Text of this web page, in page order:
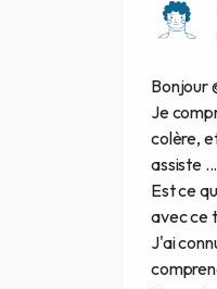
Bonjour
Je
colère,
assiste ...
Est ce
avec ce
J'ai